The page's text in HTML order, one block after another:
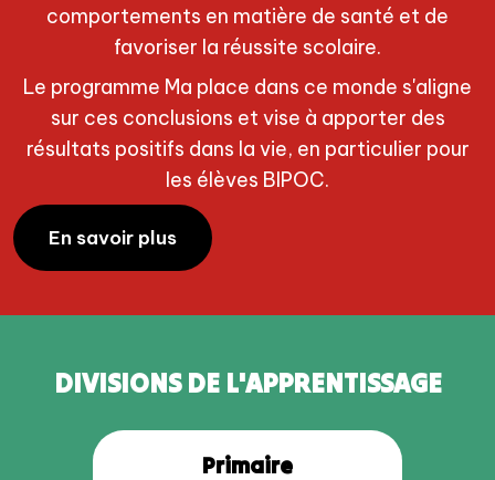
comportements en matière de santé et de
favoriser la réussite scolaire.
Le programme Ma place dans ce monde s'aligne
sur ces conclusions et vise à apporter des
résultats positifs dans la vie, en particulier pour
les élèves BIPOC.
En savoir plus
DIVISIONS DE L'APPRENTISSAGE
Primaire